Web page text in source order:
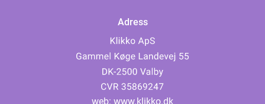
Adress
web: www.klikko.dk